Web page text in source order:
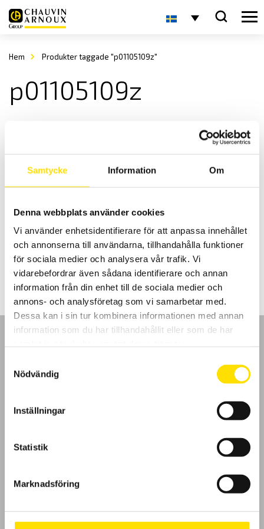
Samtycke Information Om
Denna webbplats använder cookies
Vi använder enhetsidentifierare för att anpassa innehållet
och annonserna till användarna, tillhandahålla funktioner
för sociala medier och analysera vår trafik. Vi
vidarebefordrar även sådana identifierare och annan
information från din enhet till de sociala medier och
annons- och analysföretag som vi samarbetar med.
Dessa kan i sin tur kombinera informationen med annan
information som du har tillhandahållit eller som de har
Nödvändig
Inställningar
Statistik
Marknadsföring
Hem Produkter taggade "p01105109z"
p01105109z
Strömtång typ MINI
MINI-serien är en serie med tänger för strömmar upp till 150 A AC.
1,145.00 kr – 1,440.00kr Prisintervall:
1,145.00 kr
till
1,440.00 kr
LÄS MER